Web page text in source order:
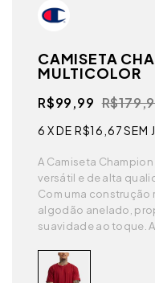
CAMISETA
MULTICOLOR
R$99,99
6 X DE R$16,67SEM
A Camiseta
versátil e de alta
Com uma construção
algodão anelado,
suavidade ao toque. A